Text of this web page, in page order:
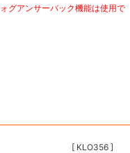
グアンサーバック機能は使用で
[ KLO356 ]